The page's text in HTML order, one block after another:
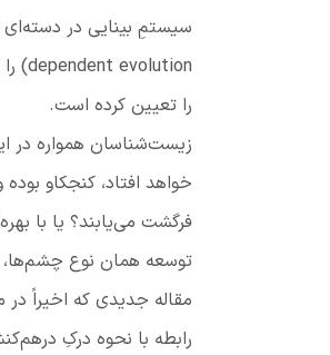
سیستمِ بینایی در دسته‌ای
dependent evolution
)
را تعیین کرده است.
زیست‌شناسان همواره در
خواهد افتاد، کنجکاو
فرگشت می‌یابند؟ یا با
توسعه همان نوع چشم‌ها،
مقاله جدیدی که اخیراً در
رابطه با نحوه درکِ